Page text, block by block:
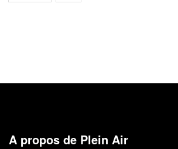
A propos de Plein Air